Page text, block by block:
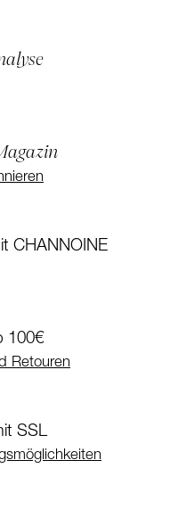
CHANNOINE
100€
Retouren
SSL